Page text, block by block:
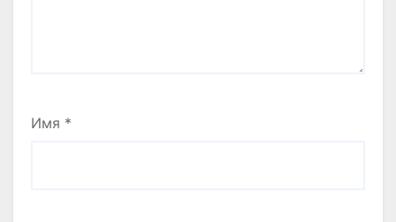
Имя *